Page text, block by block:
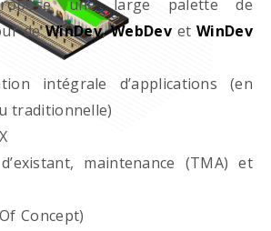
une large palette de
deWinDev,WebDevet WinDev
d’applications (en
traditionnelle)
maintenance (TMA) et
Concept)